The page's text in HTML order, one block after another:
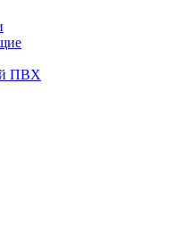
ПВХ